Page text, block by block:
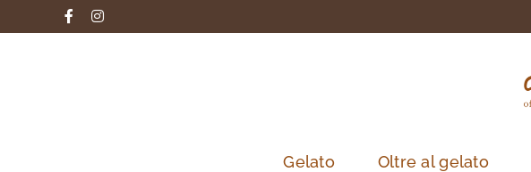
al
FacebookInstagram
Gelato Oltre al gelato